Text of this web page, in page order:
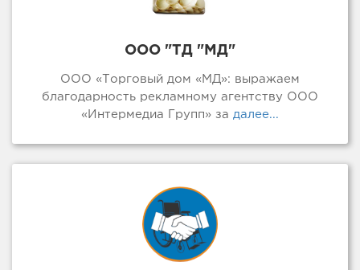
ООО "ТД "МД"
ООО «Торговый дом «МД»: выражаем
благодарность рекламному агентству ООО
«Интермедиа Групп» за далее...